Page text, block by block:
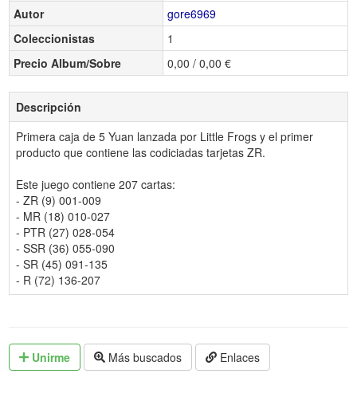
Autor
gore6969
Coleccionistas
1
Precio Album/Sobre
0,00 / 0,00 €
Descripción
Primera caja de 5 Yuan lanzada por Little Frogs y el primer
producto que contiene las codiciadas tarjetas ZR.
Este juego contiene 207 cartas:
- ZR (9) 001-009
- MR (18) 010-027
- PTR (27) 028-054
- SSR (36) 055-090
- SR (45) 091-135
- R (72) 136-207
Unirme Más buscados Enlaces